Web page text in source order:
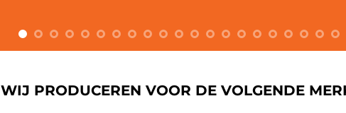
WIJ PRODUCEREN VOOR DE VOLGENDE